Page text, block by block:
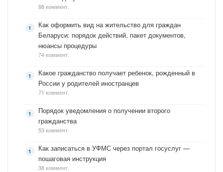
88 коммент.
Как оформить вид на жительство для граждан
Беларуси: порядок действий, пакет документов,
нюансы процедуры
74 коммент.
Какое гражданство получает ребенок, рожденный в
России у родителей иностранцев
71 коммент.
Порядок уведомления о получении второго
гражданства
53 коммент.
Как записаться в УФМС через портал госуслуг —
пошаговая инструкция
38 коммент.